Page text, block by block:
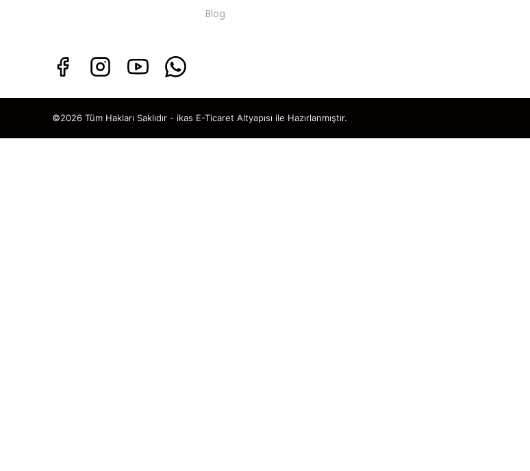
Blog
©2026 Tüm Hakları Saklıdır - ikas E-Ticaret Altyapısı ile Hazırlanmıştır.